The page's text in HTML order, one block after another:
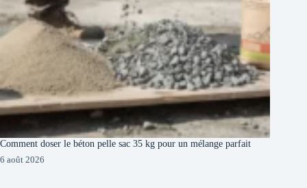
Comment doser le béton pelle sac 35 kg pour un mélange parfait
6 août 2026